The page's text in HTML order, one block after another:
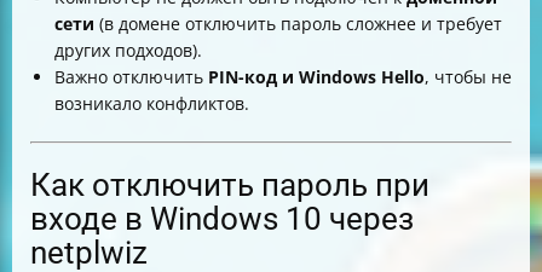
сети (в домене отключить пароль сложнее и требует
других подходов).
Важно отключить PIN-код и Windows Hello, чтобы не
возникало конфликтов.
Как отключить пароль при
входе в Windows 10 через
netplwiz